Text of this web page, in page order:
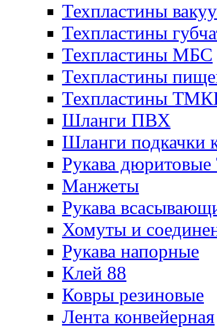
Техпластины
Техпластины
Техпластины МБС
Техпластины
Техпластины
Шланги ПВХ
Шланги подкачки
Рукава
Манжеты
Рукава
Хомуты и
Рукава напорные
Клей 88
Ковры резиновые
Лента конвейерная